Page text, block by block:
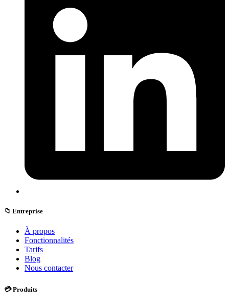
📁 Entreprise
À propos
Fonctionnalités
Tarifs
Blog
Nous contacter
💳 Produits